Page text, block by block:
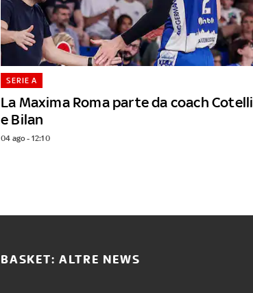
La Maxima Roma parte da coach Cotelli
e Bilan
SERIE A
04 ago - 12:10
BASKET: ALTRE NEWS